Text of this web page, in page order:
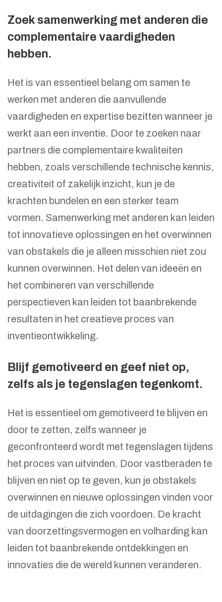
Zoek samenwerking met anderen die
complementaire vaardigheden
hebben.
Het is van essentieel belang om samen te
werken met anderen die aanvullende
vaardigheden en expertise bezitten wanneer je
werkt aan een inventie. Door te zoeken naar
partners die complementaire kwaliteiten
hebben, zoals verschillende technische kennis,
creativiteit of zakelijk inzicht, kun je de
krachten bundelen en een sterker team
vormen. Samenwerking met anderen kan leiden
tot innovatieve oplossingen en het overwinnen
van obstakels die je alleen misschien niet zou
kunnen overwinnen. Het delen van ideeën en
het combineren van verschillende
perspectieven kan leiden tot baanbrekende
resultaten in het creatieve proces van
inventieontwikkeling.
Blijf gemotiveerd en geef niet op,
zelfs als je tegenslagen tegenkomt.
Het is essentieel om gemotiveerd te blijven en
door te zetten, zelfs wanneer je
geconfronteerd wordt met tegenslagen tijdens
het proces van uitvinden. Door vastberaden te
blijven en niet op te geven, kun je obstakels
overwinnen en nieuwe oplossingen vinden voor
de uitdagingen die zich voordoen. De kracht
van doorzettingsvermogen en volharding kan
leiden tot baanbrekende ontdekkingen en
innovaties die de wereld kunnen veranderen.